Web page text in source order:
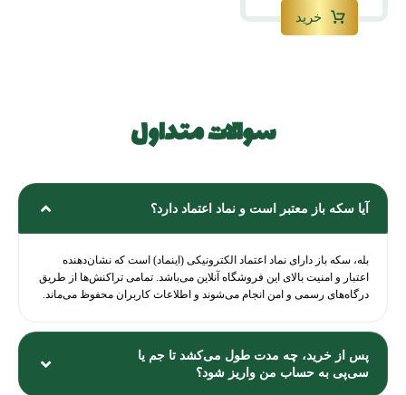
خرید
سوالات متداول
آیا سکه باز معتبر است و نماد اعتماد دارد؟
بله، سکه باز دارای نماد اعتماد الکترونیکی (اینماد) است که نشان‌دهنده
اعتبار و امنیت بالای این فروشگاه آنلاین می‌باشد. تمامی تراکنش‌ها از طریق
درگاه‌های رسمی و امن انجام می‌شوند و اطلاعات کاربران محفوظ می‌ماند.
پس از خرید، چه مدت طول می‌کشد تا جم یا
سی‌پی به حساب من واریز شود؟